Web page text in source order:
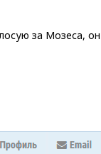
за Мозеса,